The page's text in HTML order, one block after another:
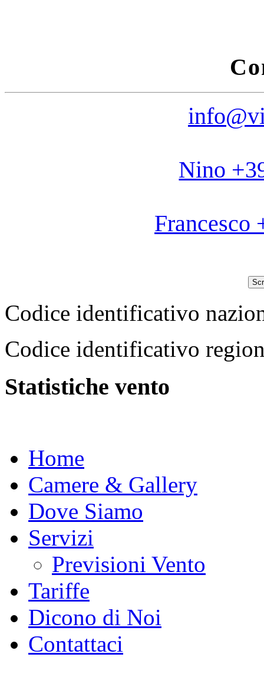
Nino
Francesco
Codice identificativo
Codice identificativo
Statistiche vento
Home
Camere & Gallery
Dove Siamo
Servizi
Previsioni Vento
Tariffe
Dicono di Noi
Contattaci